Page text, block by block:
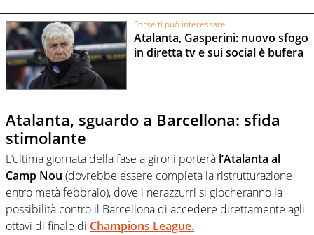
Forse ti può interessare
Atalanta, Gasperini: nuovo sfogo
in diretta tv e sui social è bufera
Atalanta, sguardo a Barcellona: sfida
stimolante
L’ultima giornata della fase a gironi porterà l’Atalanta al
Camp Nou (dovrebbe essere completa la ristrutturazione
entro metà febbraio), dove i nerazzurri si giocheranno la
possibilità contro il Barcellona di accedere direttamente agli
ottavi di finale di Champions League.